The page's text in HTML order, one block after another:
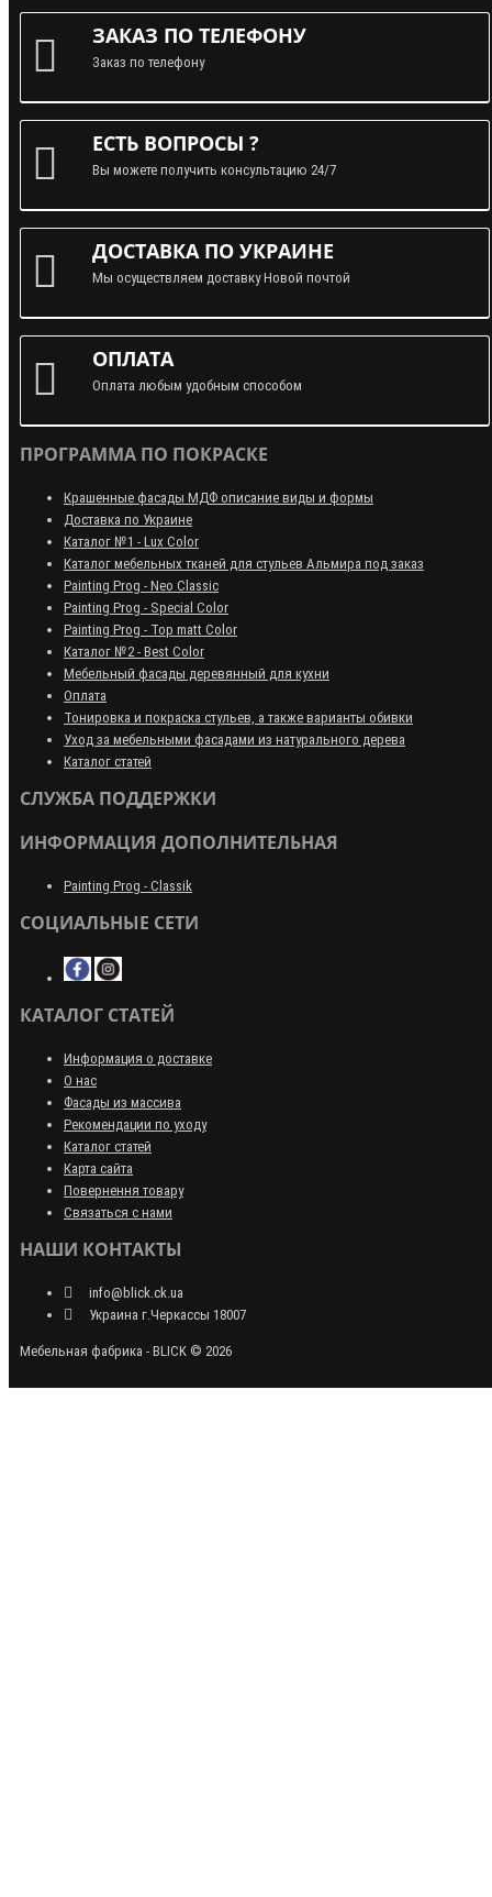
ЗАКАЗ ПО ТЕЛЕФОНУ
Заказ по телефону
ЕСТЬ ВОПРОСЫ ?
Вы можете получить консультацию 24/7
ДОСТАВКА ПО УКРАИНЕ
Мы осуществляем доставку Новой почтой
ОПЛАТА
Оплата любым удобным способом
ПРОГРАММА ПО ПОКРАСКЕ
Крашенные фасады МДФ описание виды и формы
Доставка по Украине
Каталог №1 - Lux Color
Каталог мебельных тканей для стульев Альмира под заказ
Painting Prog - Neo Classiс
Painting Prog - Special Color
Painting Prog - Top matt Color
Каталог №2 - Best Color
Мебельный фасады деревянный для кухни
Оплата
Тонировка и покраска стульев, а также варианты обивки
Уход за мебельными фасадами из натурального дерева
Каталог статей
СЛУЖБА ПОДДЕРЖКИ
ИНФОРМАЦИЯ ДОПОЛНИТЕЛЬНАЯ
Painting Prog - Classik
СОЦИАЛЬНЫЕ СЕТИ
КАТАЛОГ СТАТЕЙ
Информация о доставке
О нас
Фасады из массива
Рекомендации по уходу
Каталог статей
Карта сайта
Повернення товару
Связаться с нами
НАШИ КОНТАКТЫ
info@blick.ck.ua
Украина г.Черкассы 18007
Мебельная фабрика - BLICK © 2026